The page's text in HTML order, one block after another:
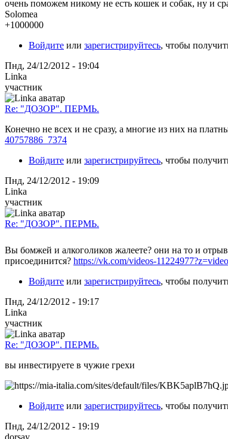
очень поможем никому не есть кошек и собак, ну и
Solomea
+1000000
Войдите или зарегистрируйтесь, чтобы
Пнд, 24/12/2012 - 19:04
Linka
участник
Re: "ДОЗОР". ПЕРМЬ.
Конечно не всех и не сразу, а многие из них на
40757886_7374
Войдите или зарегистрируйтесь, чтобы
Пнд, 24/12/2012 - 19:09
Linka
участник
Re: "ДОЗОР". ПЕРМЬ.
Вы бомжей и алкоголиков жалеете? они на то и
присоединится? https://vk.com/videos-
Войдите или зарегистрируйтесь, чтобы
Пнд, 24/12/2012 - 19:17
Linka
участник
Re: "ДОЗОР". ПЕРМЬ.
вы инвестируете в чужие грехи
Войдите или зарегистрируйтесь, чтобы
Пнд, 24/12/2012 - 19:19
dorsay